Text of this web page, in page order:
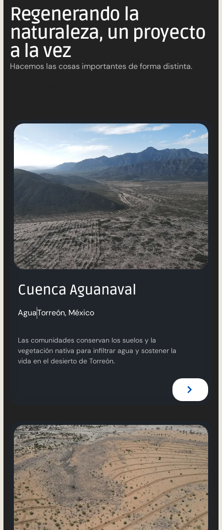
Regenerando la
naturaleza, un proyecto
a la vez
Hacemos las cosas importantes de forma distinta.
Cuenca Aguanaval
AguaTorreón, México
Las comunidades conservan los suelos y la
vegetación nativa para infiltrar agua y sostener la
vida en el desierto de Torreón.